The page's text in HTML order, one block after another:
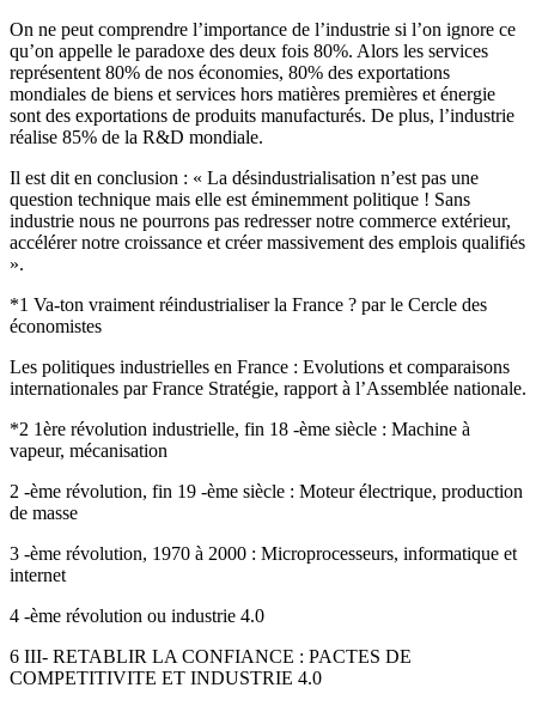
On ne peut comprendre l’importance de l’industrie si l’on ignore ce
qu’on appelle le paradoxe des deux fois 80%. Alors les services
représentent 80% de nos économies, 80% des exportations
mondiales de biens et services hors matières premières et énergie
sont des exportations de produits manufacturés. De plus, l’industrie
réalise 85% de la R&D mondiale.
Il est dit en conclusion : « La désindustrialisation n’est pas une
question technique mais elle est éminemment politique ! Sans
industrie nous ne pourrons pas redresser notre commerce extérieur,
accélérer notre croissance et créer massivement des emplois qualifiés
».
*1 Va-ton vraiment réindustrialiser la France ? par le Cercle des
économistes
Les politiques industrielles en France : Evolutions et comparaisons
internationales par France Stratégie, rapport à l’Assemblée nationale.
*2 1ère révolution industrielle, fin 18 -ème siècle : Machine à
vapeur, mécanisation
2 -ème révolution, fin 19 -ème siècle : Moteur électrique, production
de masse
3 -ème révolution, 1970 à 2000 : Microprocesseurs, informatique et
internet
4 -ème révolution ou industrie 4.0
6 III- RETABLIR LA CONFIANCE : PACTES DE
COMPETITIVITE ET INDUSTRIE 4.0